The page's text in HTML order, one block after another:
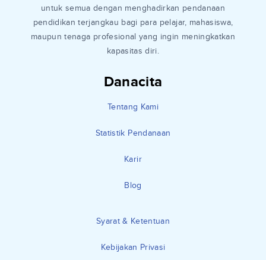
Danacita
Tentang Kami
Statistik Pendanaan
Karir
Blog
Syarat & Ketentuan
Kebijakan Privasi
untuk semua dengan menghadirkan pendanaan
pendidikan terjangkau bagi para pelajar, mahasiswa,
maupun tenaga profesional yang ingin meningkatkan
kapasitas diri.